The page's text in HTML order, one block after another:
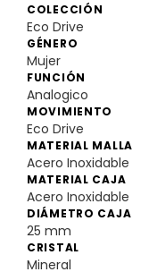
COLECCIÓN
Eco Drive
GÉNERO
Mujer
FUNCIÓN
Analogico
MOVIMIENTO
Eco Drive
MATERIAL MALLA
Acero Inoxidable
MATERIAL CAJA
Acero Inoxidable
DIÁMETRO CAJA
25 mm
CRISTAL
Mineral